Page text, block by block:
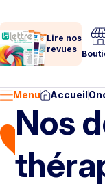
Lire nos
revues
Menu Accueil
Nos